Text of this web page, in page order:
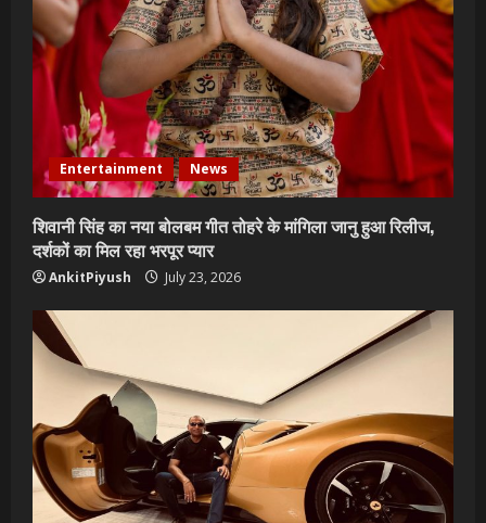
Entertainment News
शिवानी सिंह का नया बोलबम गीत तोहरे के मांगिला जानु हुआ रिलीज,
दर्शकों का मिल रहा भरपूर प्यार
AnkitPiyush July 23, 2026